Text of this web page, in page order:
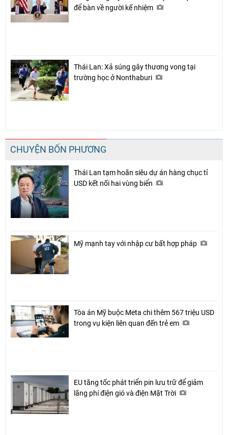
để bàn về người kế nhiệm
Thái Lan: Xả súng gây thương vong tại
trường học ở Nonthaburi
CHUYỆN BỐN PHƯƠNG
Thái Lan tạm hoãn siêu dự án hàng chục tỉ
USD kết nối hai vùng biển
Mỹ mạnh tay với nhập cư bất hợp pháp
Tòa án Mỹ buộc Meta chi thêm 567 triệu USD
trong vụ kiện liên quan đến trẻ em
EU tăng tốc phát triển pin lưu trữ để giảm
lãng phí điện gió và điện Mặt Trời